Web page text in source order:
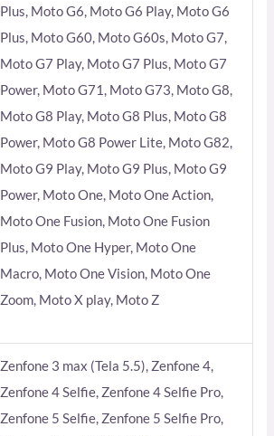
Plus, Moto G6, Moto G6 Play, Moto G6
Plus, Moto G60, Moto G60s, Moto G7,
Moto G7 Play, Moto G7 Plus, Moto G7
Power, Moto G71, Moto G73, Moto G8,
Moto G8 Play, Moto G8 Plus, Moto G8
Power, Moto G8 Power Lite, Moto G82,
Moto G9 Play, Moto G9 Plus, Moto G9
Power, Moto One, Moto One Action,
Moto One Fusion, Moto One Fusion
Plus, Moto One Hyper, Moto One
Macro, Moto One Vision, Moto One
Zoom, Moto X play, Moto Z
Zenfone 3 max (Tela 5.5), Zenfone 4,
Zenfone 4 Selfie, Zenfone 4 Selfie Pro,
Zenfone 5 Selfie, Zenfone 5 Selfie Pro,